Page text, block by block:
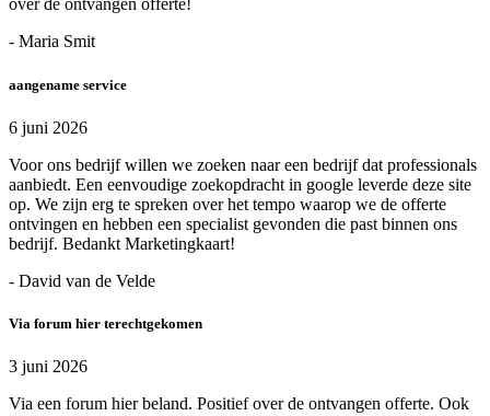
over de ontvangen offerte!
- Maria Smit
aangename service
6 juni 2026
Voor ons bedrijf willen we zoeken naar een bedrijf dat professionals
aanbiedt. Een eenvoudige zoekopdracht in google leverde deze site
op. We zijn erg te spreken over het tempo waarop we de offerte
ontvingen en hebben een specialist gevonden die past binnen ons
bedrijf. Bedankt Marketingkaart!
- David van de Velde
Via forum hier terechtgekomen
3 juni 2026
Via een forum hier beland. Positief over de ontvangen offerte. Ook